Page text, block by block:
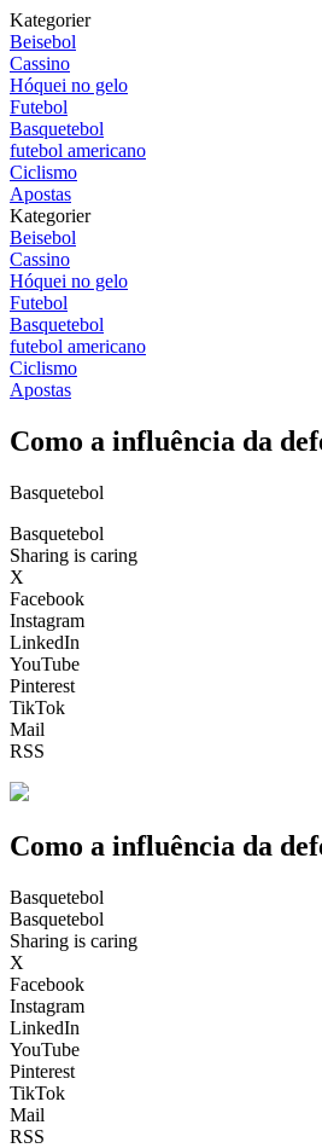
Kategorier
Beisebol
Cassino
Hóquei no gelo
Futebol
Basquetebol
futebol americano
Ciclismo
Apostas
Kategorier
Beisebol
Cassino
Hóquei no gelo
Futebol
Basquetebol
futebol americano
Ciclismo
Apostas
Como a influência da
Basquetebol
Basquetebol
Sharing is caring
X
Facebook
Instagram
LinkedIn
YouTube
Pinterest
TikTok
Mail
RSS
Como a influência da
Basquetebol
Basquetebol
Sharing is caring
X
Facebook
Instagram
LinkedIn
YouTube
Pinterest
TikTok
Mail
RSS